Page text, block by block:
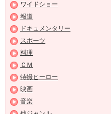
ワイドショー
報道
ドキュメンタリー
スポーツ
料理
ＣＭ
特撮ヒーロー
映画
音楽